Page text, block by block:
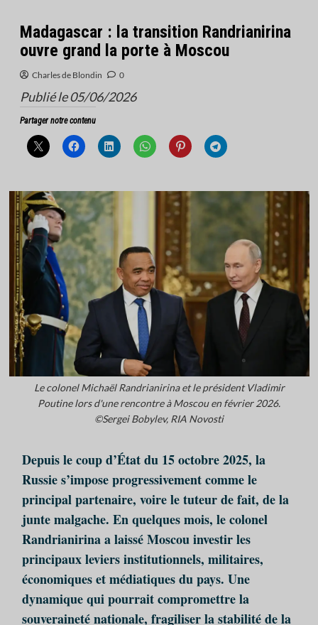
Madagascar : la transition Randrianirina
ouvre grand la porte à Moscou
Charles de Blondin 0
Publié le 05/06/2026
Partager notre contenu
Le colonel Michaël Randrianirina et le président Vladimir
Poutine lors d'une rencontre à Moscou en février 2026.
©Sergei Bobylev, RIA Novosti
Depuis le coup d’État du 15 octobre 2025, la
Russie s’impose progressivement comme le
principal partenaire, voire le tuteur de fait, de la
junte malgache. En quelques mois, le colonel
Randrianirina a laissé Moscou investir les
principaux leviers institutionnels, militaires,
économiques et médiatiques du pays. Une
dynamique qui pourrait compromettre la
souveraineté nationale, fragiliser la stabilité de la